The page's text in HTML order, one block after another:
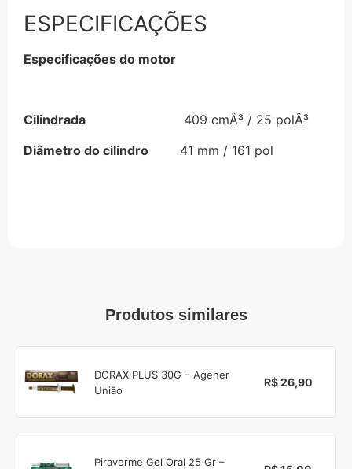
ESPECIFICAÇÕES
Especificações do motor
Cilindrada 409 cmÂ³ / 25 polÂ³
Diâmetro do cilindro 41 mm / 161 pol
Produtos similares
DORAX PLUS 30G – Agener
União
R$ 26,90
Piraverme Gel Oral 25 Gr –